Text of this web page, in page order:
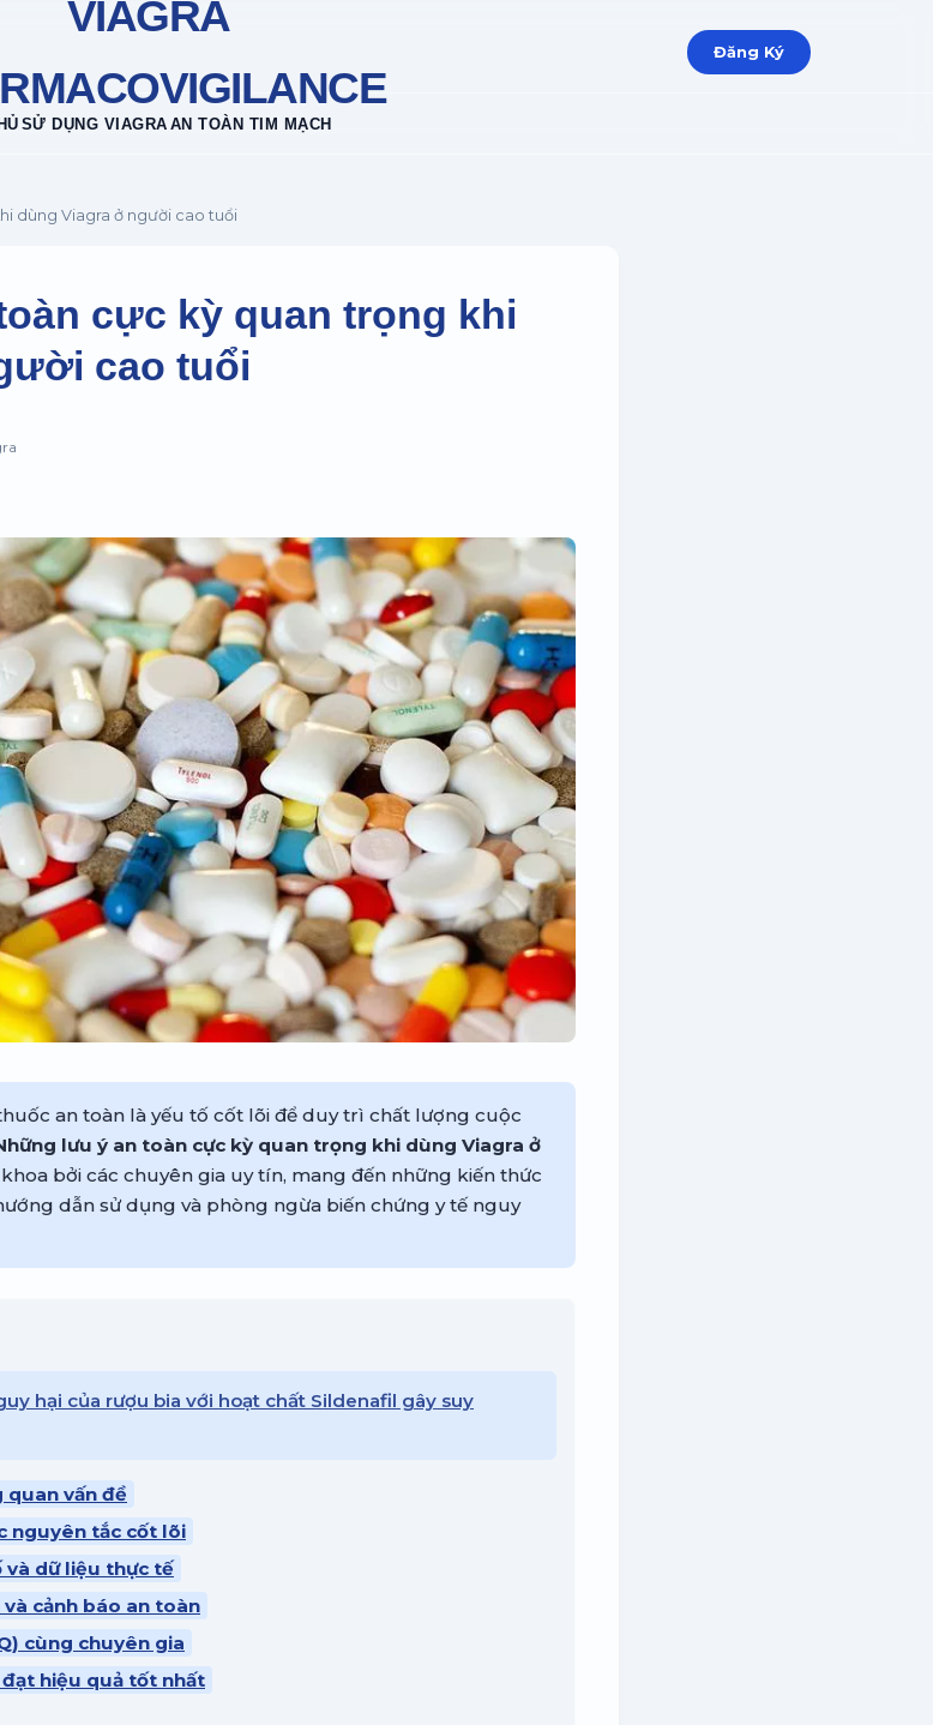
VIAGRA
Đăng Ký
SỬ DỤNG VIAGRA AN TOÀN TIM MẠCH
dùng Viagra ở người cao tuổi
cực kỳ quan trọng khi
cao tuổi
an toàn là yếu tố cốt lõi để duy trì chất lượng cuộc
lưu ý an toàn cực kỳ quan trọng khi dùng Viagra ở
bởi các chuyên gia uy tín, mang đến những kiến thức
dẫn sử dụng và phòng ngừa biến chứng y tế nguy
hại của rượu bia với hoạt chất Sildenafil gây suy
quan vấn đề
nguyên tắc cốt lõi
và dữ liệu thực tế
cảnh báo an toàn
cùng chuyên gia
hiệu quả tốt nhất